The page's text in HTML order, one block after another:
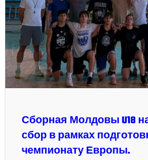
Сборная Молдовы U18
сбор в рамках
чемпионату Европы.